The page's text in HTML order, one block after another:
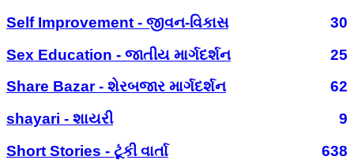
Self Improvement - જીવન-વિકાસ
30
Sex Education - જાતીય માર્ગદર્શન
25
Share Bazar - શેરબજાર માર્ગદર્શન
62
shayari - શાયરી
9
Short Stories - ટૂંકી વાર્તા
638